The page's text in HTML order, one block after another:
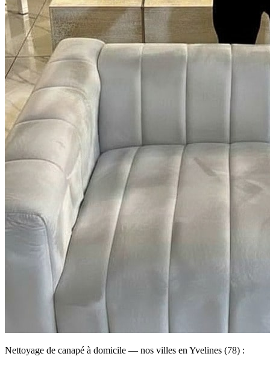
Nettoyage de canapé à domicile — nos villes en Yvelines (78) :